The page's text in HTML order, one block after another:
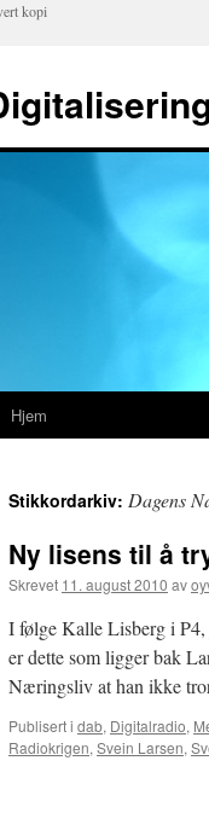
kopi
Hopp
innhold
Hjem
Stikkordarkiv: Dagens
Ny lisens til å
Skrevet 11. august 2010 av
I følge Kalle Lisberg i P4,
er dette som ligger bak
Næringsliv at han ikke
Publisert i dab, Digitalradio,
Radiokrigen, Svein Larsen,